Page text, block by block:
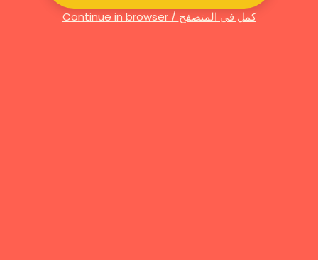
Continue in browser / كمل في المتصفح